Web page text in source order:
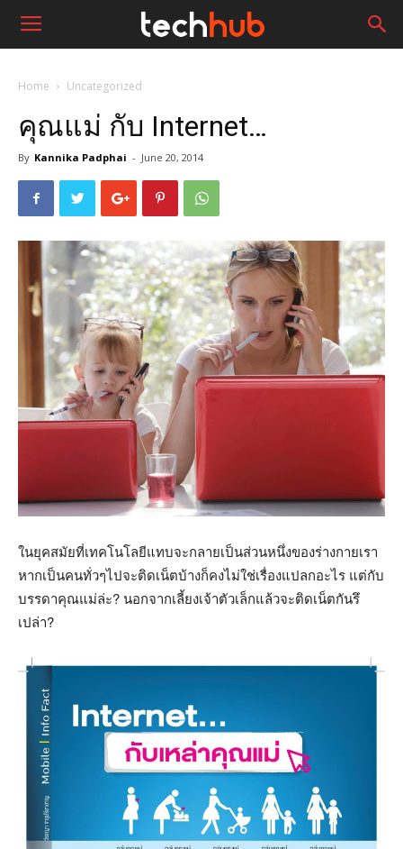
Home Uncategorized
คุณแม่ กับ Internet…
By Kannika Padphai - June 20, 2014
ในยุคสมัยที่เทคโนโลยีแทบจะกลายเป็นส่วนหนึ่งของร่างกายเรา
หากเป็นคนทั่วๆไปจะติดเน็ตบ้างก็คงไม่ใช่เรื่องแปลกอะไร แต่กับ
บรรดาคุณแม่ล่ะ? นอกจากเลี้ยงเจ้าตัวเล็กแล้วจะติดเน็ตกันรึ
เปล่า?